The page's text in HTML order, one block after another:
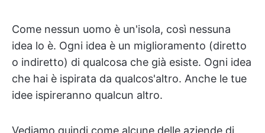
Come nessun uomo è un'isola, così nessuna
idea lo è. Ogni idea è un miglioramento (diretto
o indiretto) di qualcosa che già esiste. Ogni idea
che hai è ispirata da qualcos'altro. Anche le tue
idee ispireranno qualcun altro.
Vediamo quindi come alcune delle aziende di